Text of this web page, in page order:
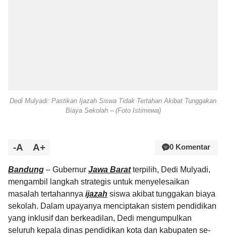
Dedi Mulyadi: Pastikan Ijazah Siswa Tidak Tertahan Akibat Tunggakan
Biaya Sekolah – (Foto Istimewa)
-A A+ 0 Komentar
Bandung – Gubernur Jawa Baratterpilih, Dedi Mulyadi,
mengambil langkah strategis untuk menyelesaikan
masalah tertahannya ijazah siswa akibat tunggakan biaya
sekolah. Dalam upayanya menciptakan sistem pendidikan
yang inklusif dan berkeadilan, Dedi mengumpulkan
seluruh kepala dinas pendidikan kota dan kabupaten se-